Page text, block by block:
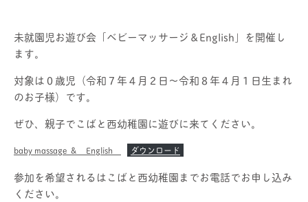
未就園児お遊び会「ベビーマッサージ＆English」を開催し
ます。
対象は０歳児（令和７年４月２日～令和８年４月１日生まれ
のお子様）です。
ぜひ、親子でこばと西幼稚園に遊びに来てください。
baby massage ＆ English ダウンロード
参加を希望されるはこばと西幼稚園までお電話でお申し込み
ください。